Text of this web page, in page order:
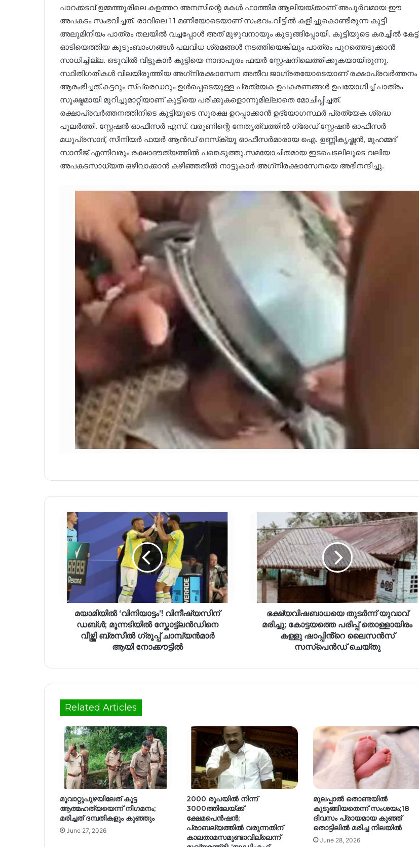
പാറക്കടവ് ഉമ്മത്തൂരിലെ കളത്തറ അനസിന്റെ മകള്‍ ഫാത്തിമ ആലിയയ്‌ക്കാണ് അപൂര്‍വമായ ഈ
അപകടം സംഭവിച്ചത്. രാവിലെ 11 മണിയോടെയാണ് സംഭവം.വീട്ടില്‍ കളിച്ചുകൊണ്ടിരുന്ന കുട്ടി
അലുമിനിയം പാത്രം തലയില്‍ വച്ചപ്പോള്‍ അത് മുഴുവനായും കുടുങ്ങിപ്പോയി. കുട്ടിയുടെ കരച്ചില്‍ കേട്ട്
ഓടിയെത്തിയ കുടുംബാംഗങ്ങള്‍ പലവിധ ശ്രമങ്ങള്‍ നടത്തിയെങ്കിലും പാത്രം പുറത്തെടുക്കാന്‍
സാധിച്ചില്ല. ഒടുവില്‍ വീട്ടുകാര്‍ കുട്ടിയെ നാദാപുരം ഫയര്‍ സ്റ്റേഷനിലെത്തിക്കുകയായിരുന്നു.
സ്ഥിതിഗതികള്‍ വിലയിരുത്തിയ അഗ്‌നിരക്ഷാസേന അതീവ ജാഗ്രതയോടെയാണ് രക്ഷാപ്രവര്‍ത്തനം
ആരംഭിച്ചത്.കട്ടറും സ്‌പ്രെഡറും ഉള്‍പ്പെടെയുള്ള പ്രത്യേക ഉപകരണങ്ങള്‍ ഉപയോഗിച്ച് പാത്രം
സൂക്ഷ്മമായി മുറിച്ചുമാറ്റിയാണ് കുട്ടിയെ പരിക്കുകളൊന്നുമില്ലാതെ മോചിപ്പിച്ചത്.
രക്ഷാപ്രവര്‍ത്തനത്തിനിടെ കുട്ടിയുടെ സുരക്ഷ ഉറപ്പാക്കാന്‍ ഉദ്യോഗസ്ഥര്‍ പ്രത്യേക ശ്രദ്ധ
പുലര്‍ത്തി. സ്റ്റേഷന്‍ ഓഫീസര്‍ എസ്. വരുണിന്റെ നേതൃത്വത്തില്‍ ഗ്രേഡ് സ്റ്റേഷന്‍ ഓഫീസര്‍
മധുപ്രസാദ്, സീനിയര്‍ ഫയര്‍ ആന്‍ഡ് റെസ്‌ക്യൂ ഓഫീസര്‍മാരായ ഐ. ഉണ്ണികൃഷ്ണന്‍, മുഹമ്മദ്
സാനീജ് എന്നിവരും രക്ഷാദൗത്യത്തില്‍ പങ്കെടുത്തു.സമയോചിതമായ ഇടപെടലിലൂടെ വലിയ
അപകടസാധ്യത ഒഴിവാക്കാന്‍ കഴിഞ്ഞതില്‍ നാട്ടുകാര്‍ അഗ്‌നിരക്ഷാസേനയെ അഭിനന്ദിച്ചു.
മയാമിയിൽ ‘വിനിയാട്ടം’! വിനീഷ്യസിന്
ഡബ്ൾ; മൂന്നടിയിൽ സ്കോട്ട്ലൻഡിനെ
വീഴ്ത്തി ബ്രസീൽ ഗ്രൂപ്പ്‌ ചാമ്പ്യൻമാർ
ആയി നോക്കൗട്ടിൽ
ഭക്ഷ്യവിഷബാധയെ തുടർന്ന് യുവാവ്
മരിച്ചു; കോട്ടയത്തെ പരിപ്പ് തൊള്ളായിരം
കള്ളു ഷാപ്പിൻ്റെ ലൈസൻസ്
സസ്പെൻഡ് ചെയ്തു
Related Articles
മൂവാറ്റുപുഴയിലേത് കൂട്ട
ആത്മഹത്യയെന്ന് നിഗമനം;
മരിച്ചത് ദമ്പതികളും കുഞ്ഞും
June 27, 2026
2000 രൂപയിൽ നിന്ന്
3000ത്തിലേയ്ക്ക്
ക്ഷേമപെൻഷൻ;
പ്രാബല്യത്തിൽ വരുന്നതിന്
കാലതാമസമുണ്ടാവില്ലെന്ന്
മുലപ്പാല്‍ തൊണ്ടയില്‍
കുടുങ്ങിയതെന്ന് സംശയം;18
ദിവസം പ്രായമായ കുഞ്ഞ്
തൊട്ടിലില്‍ മരിച്ച നിലയില്‍
June 28, 2026